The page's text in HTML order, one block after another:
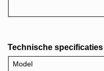
Technische specificaties
Model